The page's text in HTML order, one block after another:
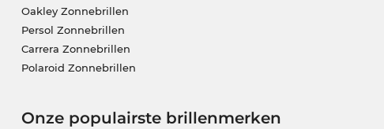
Oakley Zonnebrillen
Persol Zonnebrillen
Carrera Zonnebrillen
Polaroid Zonnebrillen
Onze populairste brillenmerken